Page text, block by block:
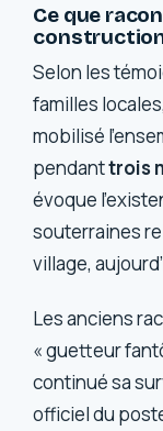
Ce que
Selon les
familles
mobilisé
pendanttrois
évoque
souterraines
village,
Les anciens
« guetteur
continué sa
officiel du